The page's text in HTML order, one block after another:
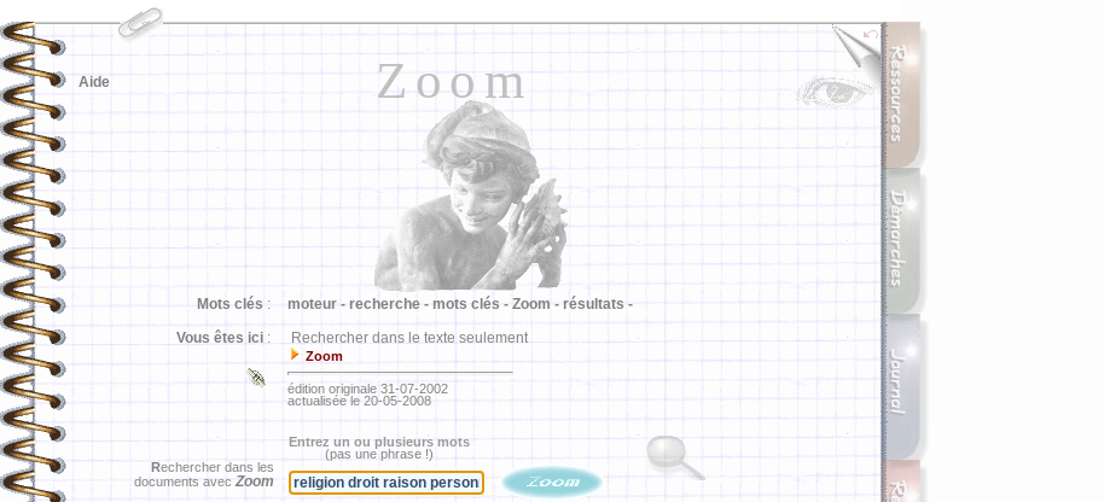
Zoom
Aide
Mots clés : moteur - recherche - mots clés - Zoom - résultats -
Vous êtes ici : Rechercher dans le texte seulement
Zoom
édition originale 31-07-2002
actualisée le 20-05-2008
Rechercher dans les
documents avec Zoom
Entrez un ou plusieurs mots
(pas une phrase !)